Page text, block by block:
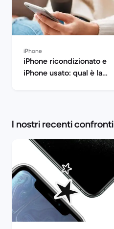
iPhone
iPhone ricondizionato e
iPhone usato: qual è la
I nostri recenti confronti